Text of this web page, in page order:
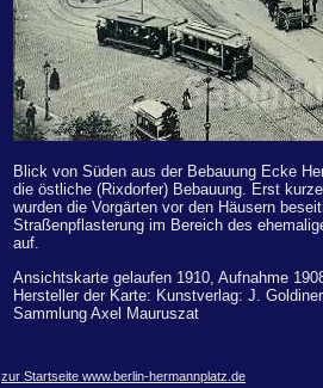
Blick von Süden aus der Bebauung Ecke
die östliche (Rixdorfer) Bebauung. Erst
wurden die Vorgärten vor den Häusern
Straßenpflasterung im Bereich des
auf.
Ansichtskarte gelaufen 1910, Aufnahme
Hersteller der Karte: Kunstverlag: J.
Sammlung Axel Mauruszat
zur Startseite www.berlin-hermannplatz.de